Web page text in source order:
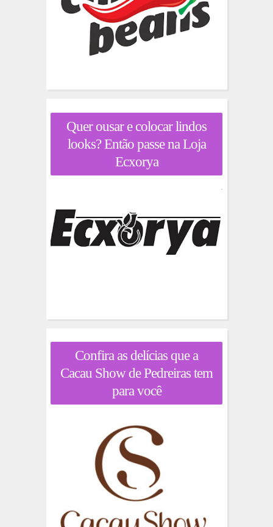
Quer ousar e colocar lindos
looks? Então passe na Loja
Ecxorya
Confira as delícias que a
Cacau Show de Pedreiras tem
para você